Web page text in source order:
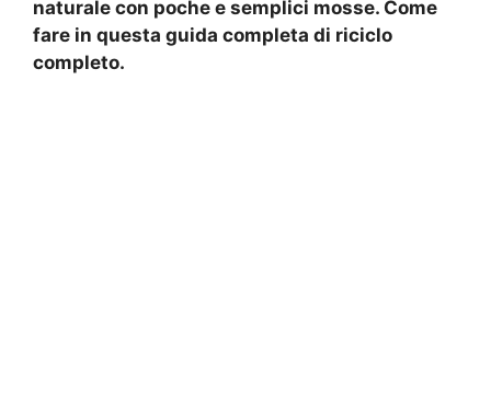
naturale con poche e semplici mosse. Come
fare in questa guida completa di riciclo
completo.